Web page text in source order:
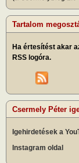
Tartalom
Ha értesítést akar
RSS logóra.
Csermely Péter
Igehirdetések a
Instagram oldal